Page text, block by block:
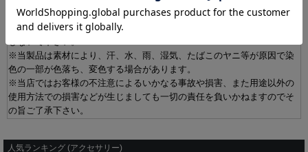
※サウナ等高温の場所、あるいはスキー場などの寒地でのピアスなどの
アクセサリーの使用は火傷、凍傷の原因になる場合がありますので着用
※当製品は素材により、汗、水、雨、湿気、たばこのヤニ等が原因で染
色の一部が色落ち、変色する場合があります。
※当店ではお客様の不注意によるいかなる事故や損害、また用途以外の
使用方法での損害などが生じましても一切の責任を負いかねますのでそ
の旨ご了承下さい。
人気ランキング (アクセサリー)